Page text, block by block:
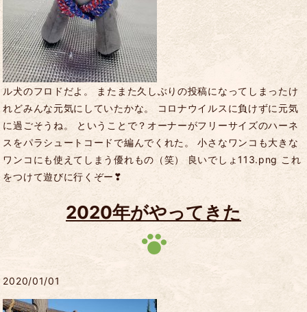
ル犬のフロドだよ。 またまた久しぶりの投稿になってしまったけ
れどみんな元気にしていたかな。 コロナウイルスに負けずに元気
に過ごそうね。 ということで？オーナーがフリーサイズのハーネ
スをパラシュートコードで編んでくれた。 小さなワンコも大きな
ワンコにも使えてしまう優れもの（笑） 良いでしょ113.png これ
をつけて遊びに行くぞー❣
2020年がやってきた
2020/01/01